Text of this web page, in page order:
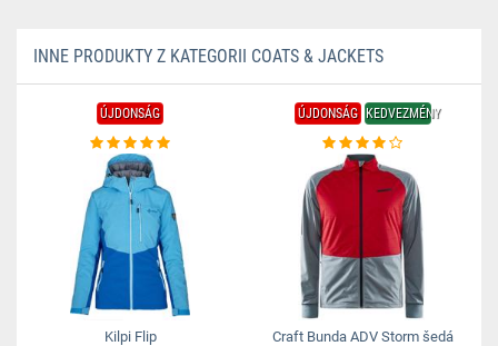
INNE PRODUKTY Z KATEGORII COATS & JACKETS
ÚJDONSÁG
Kilpi Flip
ÚJDONSÁG KEDVEZMÉNY
Craft Bunda ADV Storm šedá